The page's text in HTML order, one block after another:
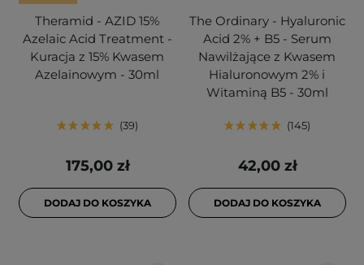
Theramid - AZID 15%
Azelaic Acid Treatment -
Kuracja z 15% Kwasem
Azelainowym - 30ml
39
175,00 zł
DODAJ DO KOSZYKA
The Ordinary - Hyaluronic
Acid 2% + B5 - Serum
Nawilżające z Kwasem
Hialuronowym 2% i
Witaminą B5 - 30ml
145
42,00 zł
DODAJ DO KOSZYKA